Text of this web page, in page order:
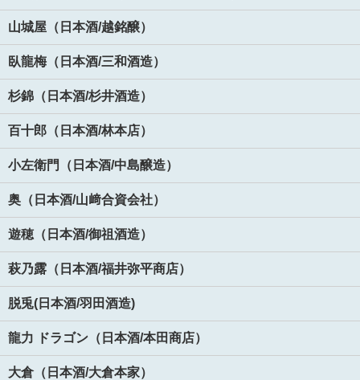
山城屋（日本酒/越銘醸）
臥龍梅（日本酒/三和酒造）
杉錦（日本酒/杉井酒造）
百十郎（日本酒/林本店）
小左衛門（日本酒/中島醸造）
奥（日本酒/山﨑合資会社）
遊穂（日本酒/御祖酒造）
萩乃露（日本酒/福井弥平商店）
脱兎(日本酒/羽田酒造)
龍力 ドラゴン（日本酒/本田商店）
大倉（日本酒/大倉本家）